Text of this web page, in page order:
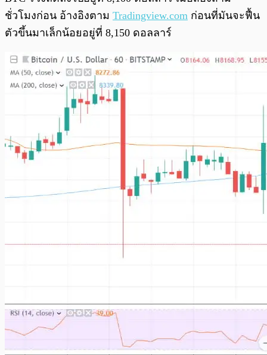
ชั่วโมงก่อน อ้างอิงตาม Tradingview.com ก่อนที่มันจะฟื้น
ตัวขึ้นมาเล็กน้อยอยู่ที่ 8,150 ดอลลาร์